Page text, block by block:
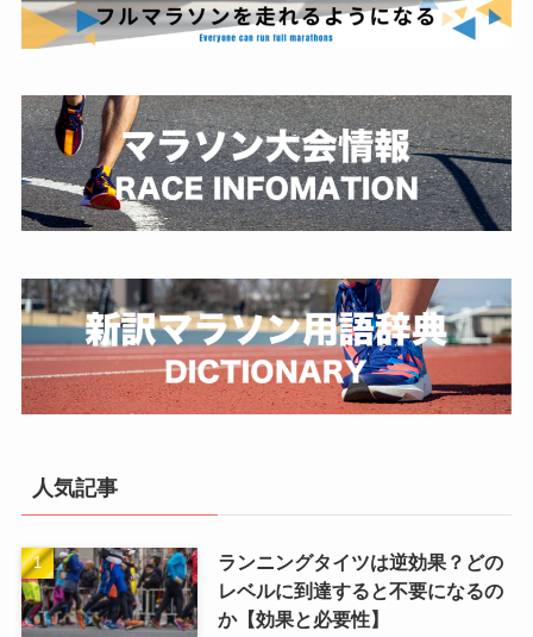
人気記事
ランニングタイツは逆効果？どの
レベルに到達すると不要になるの
か【効果と必要性】